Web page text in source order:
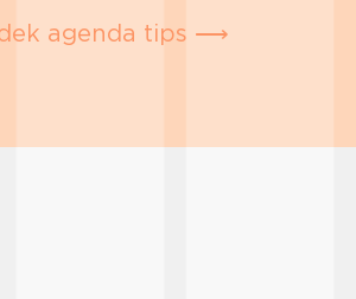
agenda tips ⟶